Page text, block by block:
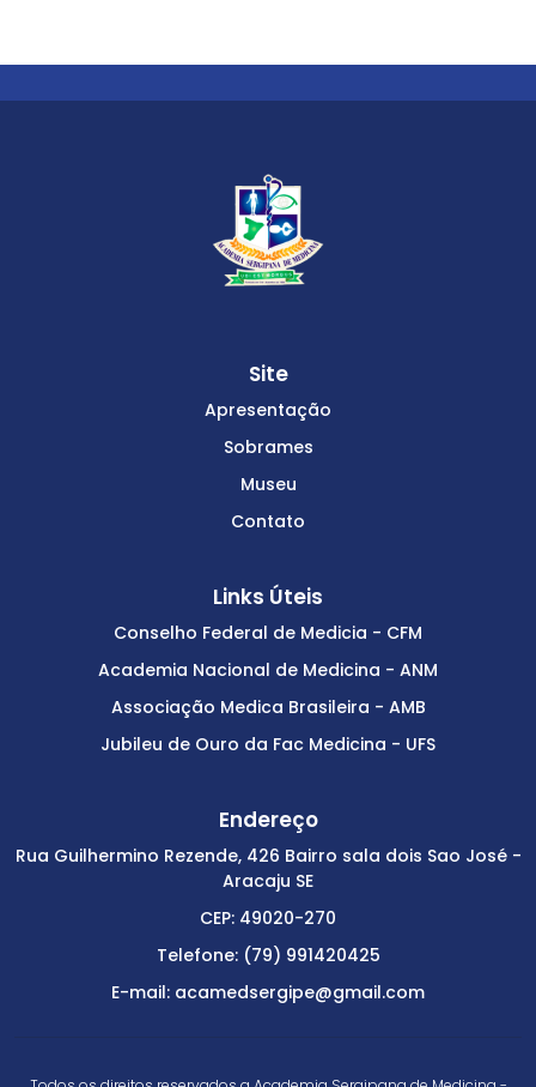
Site
Apresentação
Sobrames
Museu
Contato
Links Úteis
Conselho Federal de Medicia - CFM
Academia Nacional de Medicina - ANM
Associação Medica Brasileira - AMB
Jubileu de Ouro da Fac Medicina - UFS
Endereço
Rua Guilhermino Rezende, 426 Bairro sala dois Sao José -
Aracaju SE
CEP: 49020-270
Telefone: (79) 991420425
E-mail: acamedsergipe@gmail.com